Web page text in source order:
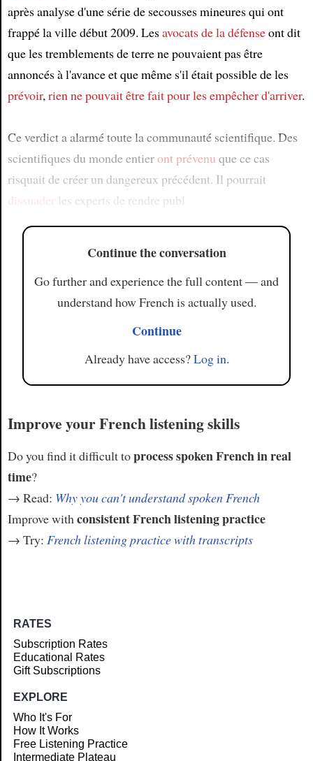
Article
après analyse d'une série de secousses mineures qui ont
frappé la ville début 2009. Lesavocats de la défenseont dit
que les tremblements de terre ne pouvaient pas être
annoncés à l'avance et que même s'il était possible de les
prévoir,rien ne pouvait être fait pour les empêcher d'arriver.
Ce verdict a alarmé toute la communauté scientifique. Des
scientifiques du monde entieront prévenu que ce cas
risquait de créer un dangereux précédent. Il pourrait
dissuader les experts de rendre publ
Continue the conversation
Go further and experience the full content — and
understand how French is actually used.
Continue
Already have access?Log in.
Improve your French listening skills
Do you find it difficult toprocess spoken French in real
time?
→ Read: Why you can't understand spoken French
Improve with consistent French listening practice
→ Try: French listening practice with transcripts
RATES
Subscription Rates
Educational Rates
Gift Subscriptions
EXPLORE
Who It's For
How It Works
Free Listening Practice
Intermediate Plateau